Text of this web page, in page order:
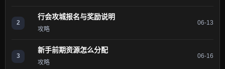
2
行会攻城报名与奖励说明
攻略
06-13
3
新手前期资源怎么分配
攻略
06-16